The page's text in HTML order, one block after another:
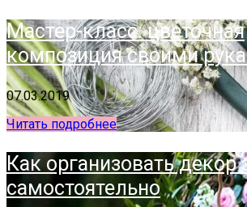
Мастер-класс: цветочная
композиция своими
07.03.2019
Читать подробнее
Как организовать декор
самостоятельно